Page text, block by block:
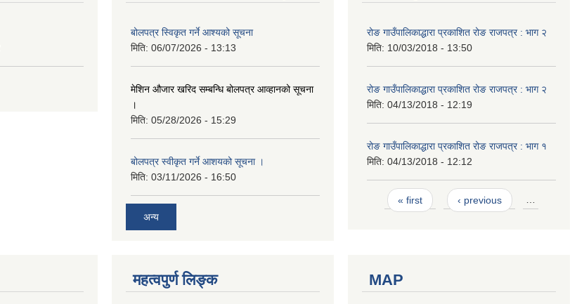
बोलपत्र स्विकृत गर्ने आश्यको सूचना
मिति: 06/07/2026 - 13:13
मेशिन औजार खरिद सम्बन्धि बोलपत्र आव्हानको सूचना
।
मिति: 05/28/2026 - 15:29
बोलपत्र स्वीकृत गर्ने आशयको सूचना ।
मिति: 03/11/2026 - 16:50
अन्य
रोङ गाउँपालिकाद्धारा प्रकाशित रोङ राजपत्र : भाग २
मिति: 10/03/2018 - 13:50
रोङ गाउँपालिकाद्धारा प्रकाशित रोङ राजपत्र : भाग २
मिति: 04/13/2018 - 12:19
रोङ गाउँपालिकाद्धारा प्रकाशित रोङ राजपत्र : भाग १
मिति: 04/13/2018 - 12:12
Pages
« first ‹ previous …
महत्वपुर्ण लिङ्क MAP